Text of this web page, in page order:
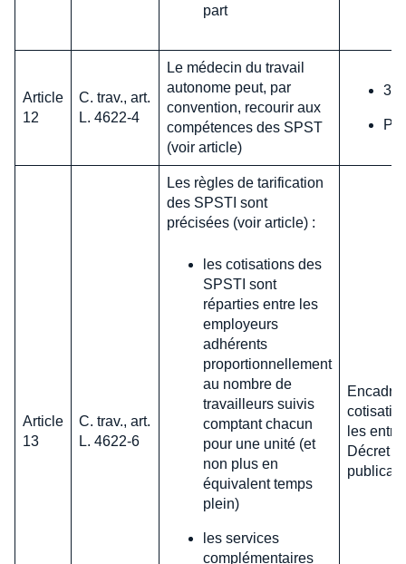
part
Article
12
C. trav., art.
L. 4622-4
Le médecin du travail
autonome peut, par
convention, recourir aux
compétences des SPST
(voir article)
31
Article
13
C. trav., art.
L. 4622-6
Les règles de tarification
des SPSTI sont
précisées (voir article) :
les cotisations des
SPSTI sont
réparties entre les
employeurs
adhérents
proportionnellement
au nombre de
travailleurs suivis
comptant chacun
pour une unité (et
non plus en
équivalent temps
plein)
les services
complémentaires
les
Décret